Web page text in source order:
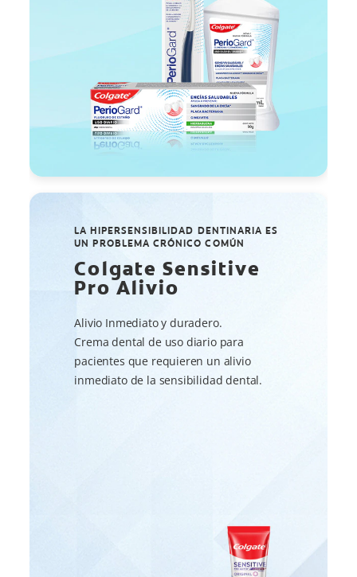
LA HIPERSENSIBILIDAD DENTINARIA ES
UN PROBLEMA CRÓNICO COMÚN
Colgate Sensitive
Pro Alivio
Alivio Inmediato y duradero.
Crema dental de uso diario para
pacientes que requieren un alivio
inmediato de la sensibilidad dental.